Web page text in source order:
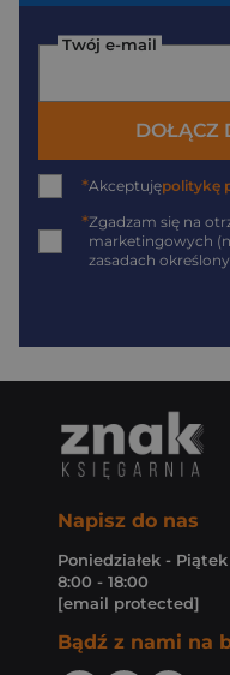
Twój e-mail
DOŁĄCZ
*Akceptujępolitykę
*Zgadzam się na
marketingowych
zasadach
Napisz do nas
Poniedziałek - Piątek
8:00 - 18:00
[email protected]
Bądź z nami na